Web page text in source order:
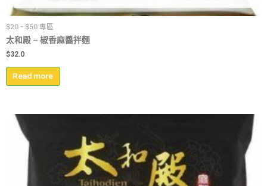
$20 - $50 專區
太和殿 – 椒香麻醬拌麵
$32.0
Read more